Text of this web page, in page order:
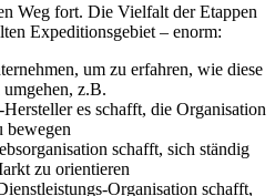
Weg fort. Die Vielfalt der Etappen
Expeditionsgebiet – enorm:
um zu erfahren, wie diese
z.B.
es schafft, die Organisation
bewegen
schafft, sich ständig
zu orientieren
Organisation schafft,